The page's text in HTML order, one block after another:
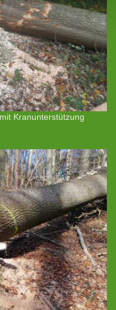
Kranunterstützung